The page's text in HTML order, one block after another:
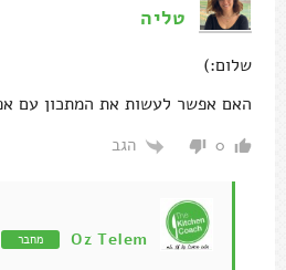
טליה
שלום:)
האם אפשר לעשות את המתכון עם
0 הגב
Oz Telem מחבר